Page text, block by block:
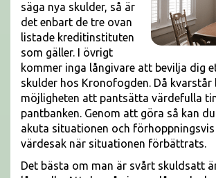
säga nya skulder, så är
det enbart de tre ovan
listade kreditinstituten
som gäller. I övrigt
kommer inga långivare att bevilja dig
skulder hos Kronofogden. Då kvarstår
möjligheten att pantsätta värdefulla
pantbanken. Genom att göra så kan
akuta situationen och
värdesak när situationen förbättrats.
Det bästa om man är svårt skuldsatt